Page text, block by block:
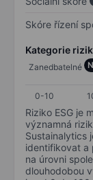
Skóre řízení
Kategorie
Zanedbatelné
0-10
Riziko ESG je
významná
Sustainalytics
identifikovat a
na úrovni
dlouhodobou